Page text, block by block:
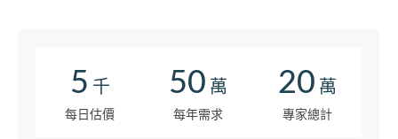
5 千
每日估價
50 萬
每年需求
20 萬
專家總計